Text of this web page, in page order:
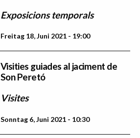
Exposicions temporals
Freitag 18, Juni 2021 - 19:00
Visities guiades al jaciment de
Son Peretó
Visites
Sonntag 6, Juni 2021 - 10:30